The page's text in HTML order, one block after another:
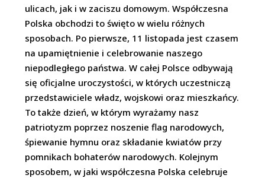
ulicach, jak i w zaciszu domowym. Współczesna
Polska obchodzi to święto w wielu różnych
sposobach. Po pierwsze, 11 listopada jest czasem
na upamiętnienie i celebrowanie naszego
niepodległego państwa. W całej Polsce odbywają
się oficjalne uroczystości, w których uczestniczą
przedstawiciele władz, wojskowi oraz mieszkańcy.
To także dzień, w którym wyrażamy nasz
patriotyzm poprzez noszenie flag narodowych,
śpiewanie hymnu oraz składanie kwiatów przy
pomnikach bohaterów narodowych. Kolejnym
sposobem, w jaki współczesna Polska celebruje